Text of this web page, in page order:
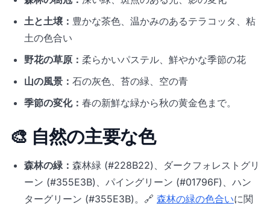
土と土壌： 豊かな茶色、温かみのあるテラコッタ、粘
土の色合い
野花の草原： 柔らかいパステル、鮮やかな季節の花
山の風景： 石の灰色、苔の緑、空の青
季節の変化： 春の新鮮な緑から秋の黄金色まで。
🎨 自然の主要な色
森林の緑： 森林緑 (#228B22)、ダークフォレストグリ
ーン (#355E3B)、パイングリーン (#01796F)、ハン
ターグリーン (#355E3B)。🔗 森林の緑の色合いに関